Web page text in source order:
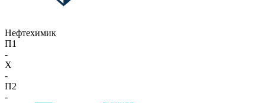
Нефтехимик
П1
-
X
-
П2
-